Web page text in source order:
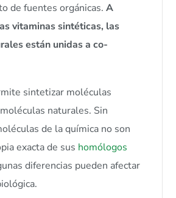
de fuentes orgánicas.A
vitaminas sintéticas, las
están unidas a co-
sintetizar moléculas
naturales. Sin
de la química no son
exacta de sus homólogos
diferencias pueden afectar